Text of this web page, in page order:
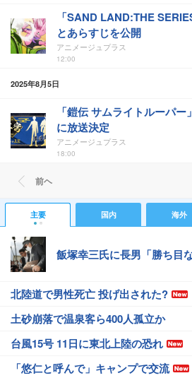
「SAND LAND:THE
とあらすじを公開
アニメージュプラス
12:00
2025年8月5日
「鎧伝 サムライトルーパ
に放送決定
アニメージュプラス
18:00
前ヘ
主要 国内 海外
飯塚幸三氏に長男「勝ち目
北陸道で男性死亡 投げ出された?
土砂崩落で温泉客ら400人孤立か
台風15号 11日に東北上陸の恐れ
「悠仁と呼んで」キャンプで交流